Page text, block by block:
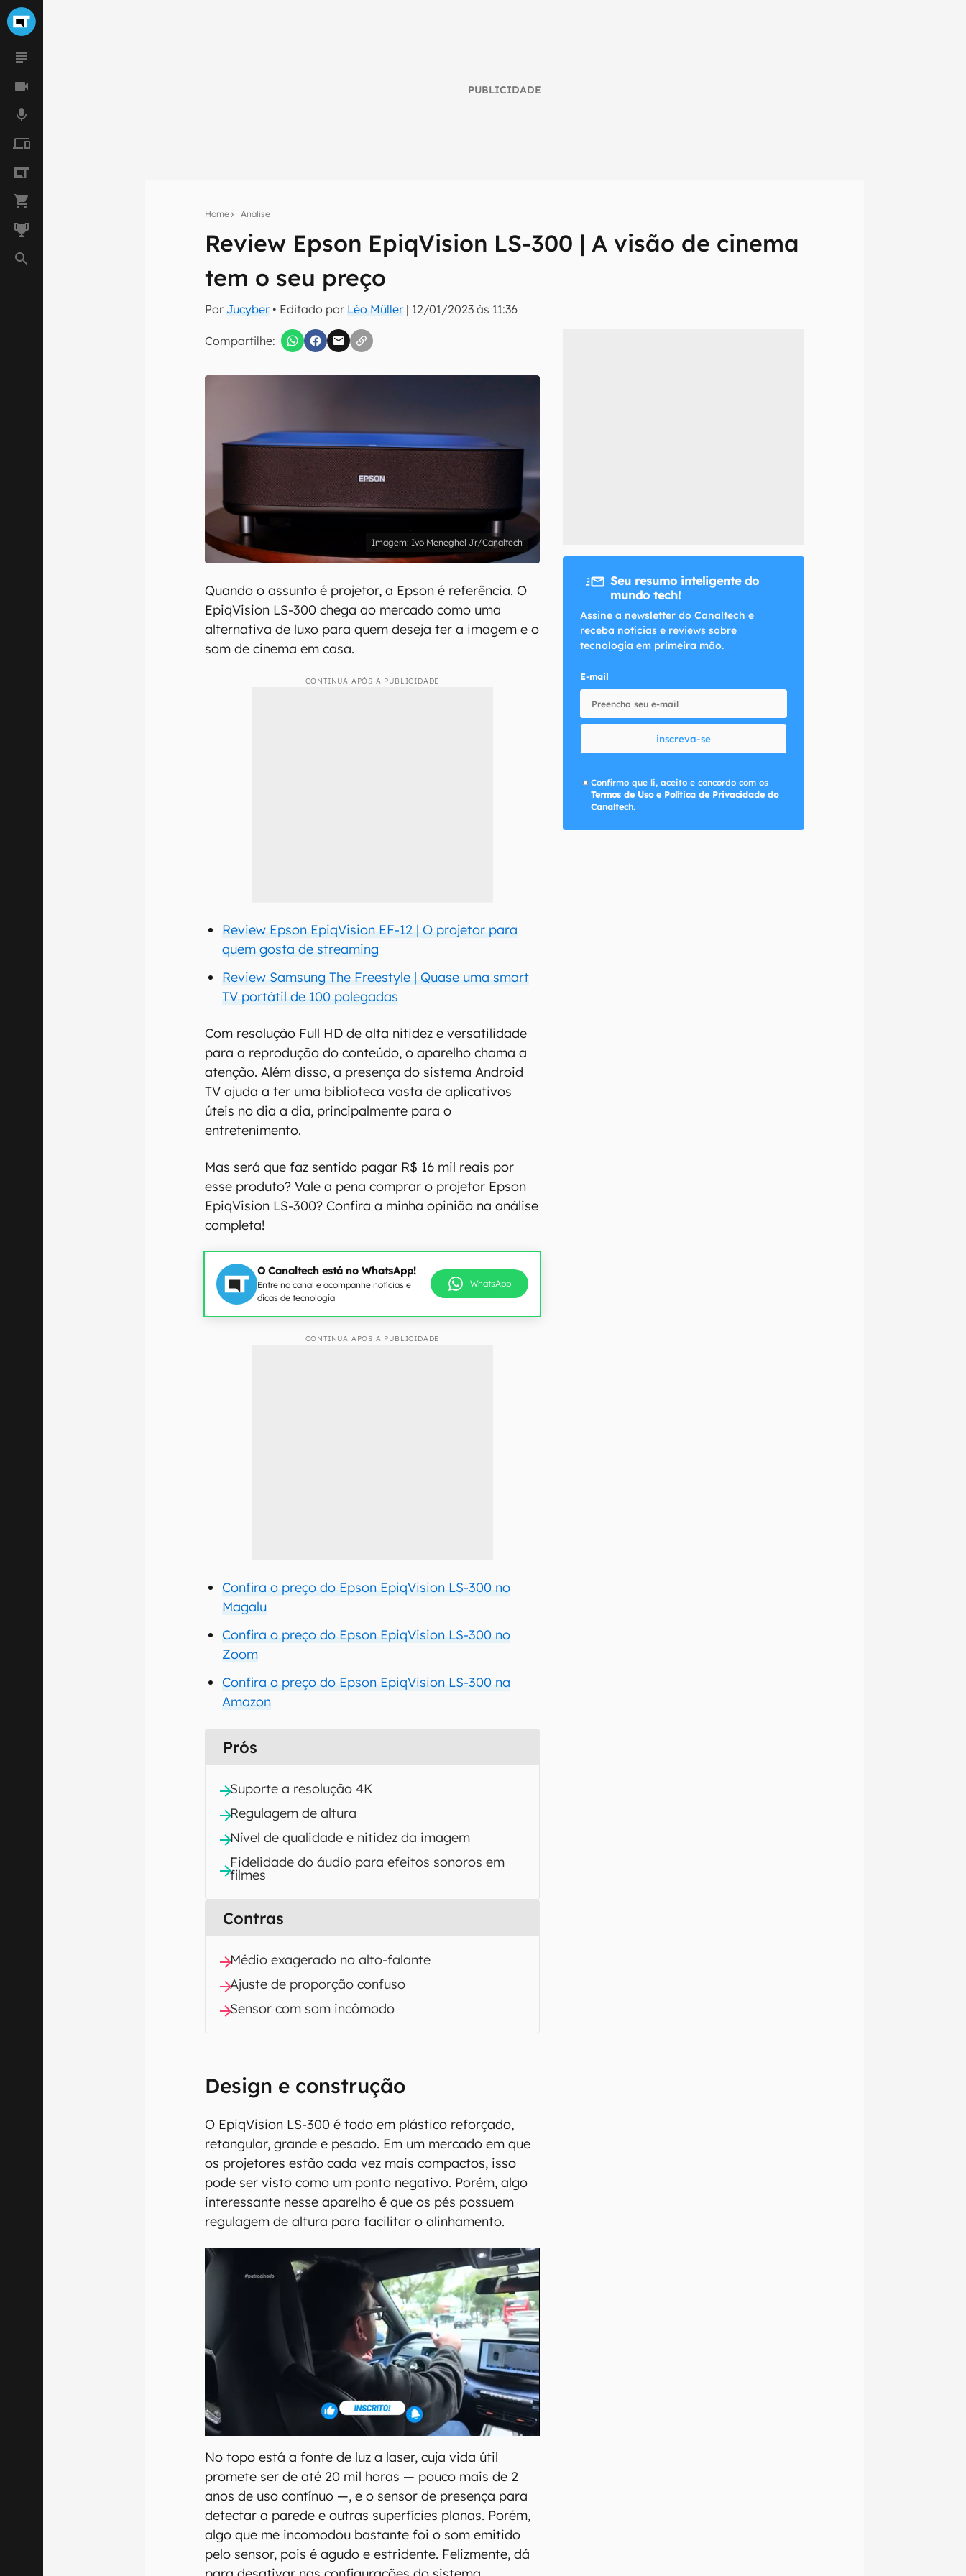
PUBLICIDADE
Home Análise
Review Epson EpiqVision LS-300 | A visão de cinema
tem o seu preço
Por Jucyber • Editado por Léo Müller | 12/01/2023 às 11:36
Compartilhe:
Seu resumo inteligente do mundo tech!
Assine a newsletter do Canaltech e receba notícias e reviews sobre tecnologia em primeira
Confirmo que li, aceito e concordo com os Termos de Uso e Política de Privacidade do Canaltech.
Ivo Meneghel Jr/Canaltech
Quando o assunto é projetor, a Epson é referência. O
EpiqVision LS-300 chega ao mercado como uma
alternativa de luxo para quem deseja ter a imagem e o
som de cinema em casa.
CONTINUA APÓS A PUBLICIDADE
Review Epson EpiqVision EF-12 | O projetor para
quem gosta de streaming
Review Samsung The Freestyle | Quase uma smart
TV portátil de 100 polegadas
Com resolução Full HD de alta nitidez e versatilidade
para a reprodução do conteúdo, o aparelho chama a
atenção. Além disso, a presença do sistema Android
TV ajuda a ter uma biblioteca vasta de aplicativos
úteis no dia a dia, principalmente para o
entretenimento.
Mas será que faz sentido pagar R$ 16 mil reais por
esse produto? Vale a pena comprar o projetor Epson
EpiqVision LS-300? Confira a minha opinião na análise
completa!
O Canaltech está no WhatsApp!
Entre no canal e acompanhe notícias e
dicas de tecnologia
WhatsApp
CONTINUA APÓS A PUBLICIDADE
Confira o preço do Epson EpiqVision LS-300 no
Magalu
Confira o preço do Epson EpiqVision LS-300 no
Zoom
Confira o preço do Epson EpiqVision LS-300 na
Amazon
Prós
Suporte a resolução 4K
Regulagem de altura
Nível de qualidade e nitidez da imagem
Fidelidade do áudio para efeitos sonoros em
filmes
Contras
Médio exagerado no alto-falante
Ajuste de proporção confuso
Sensor com som incômodo
Design e construção
O EpiqVision LS-300 é todo em plástico reforçado,
retangular, grande e pesado. Em um mercado em que
os projetores estão cada vez mais compactos, isso
pode ser visto como um ponto negativo. Porém, algo
interessante nesse aparelho é que os pés possuem
regulagem de altura para facilitar o alinhamento.
No topo está a fonte de luz a laser, cuja vida útil
promete ser de até 20 mil horas — pouco mais de 2
anos de uso contínuo —, e o sensor de presença para
detectar a parede e outras superfícies planas. Porém,
algo que me incomodou bastante foi o som emitido
pelo sensor, pois é agudo e estridente. Felizmente, dá
Seu resumo inteligente do
mundo tech!
Assine a newsletter do Canaltech e
receba notícias e reviews sobre
tecnologia em primeira mão.
E-mail
inscreva-se
Confirmo que li, aceito e concordo com os
Termos de Uso e Política de Privacidade do
Canaltech.